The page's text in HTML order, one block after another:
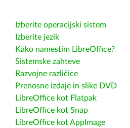
Izberite operacijski sistem
Izberite jezik
Kako namestim LibreOffice?
Sistemske zahteve
Razvojne različice
Prenosne izdaje in slike DVD
LibreOffice kot Flatpak
LibreOffice kot Snap
LibreOffice kot AppImage